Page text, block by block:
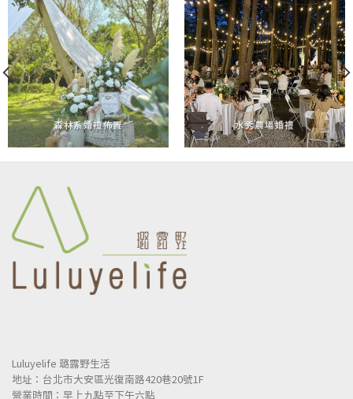
森林系婚禮佈置 水秀農場婚禮
Luluyelife 璐露野生活
地址：台北市大安區光復南路420巷20號1F
營業時間：早上九點至下午六點